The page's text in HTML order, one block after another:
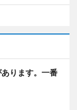
ります。一番